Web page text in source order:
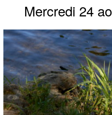
Mercredi 24